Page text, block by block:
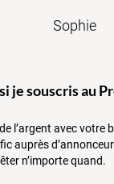
Sophie
je souscris au
l’argent avec
auprès
n’importe quand.